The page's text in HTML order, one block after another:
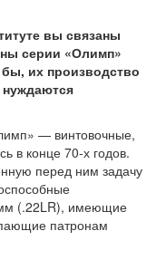
вы связаны
серии «Олимп»
их производство
— винтовочные,
в конце 70-х годов.
перед ним задачу
(.22LR), имеющие
патронам